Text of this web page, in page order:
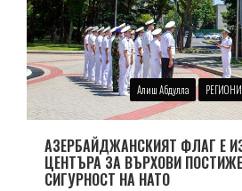
Алиш Абдулла РЕГИОНИ
АЗЕРБАЙДЖАНСКИЯТ ФЛАГ Е
ЦЕНТЪРА ЗА ВЪРХОВИ
СИГУРНОСТ НА НАТО